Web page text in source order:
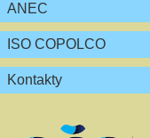
ANEC
ISO COPOLCO
Kontakty